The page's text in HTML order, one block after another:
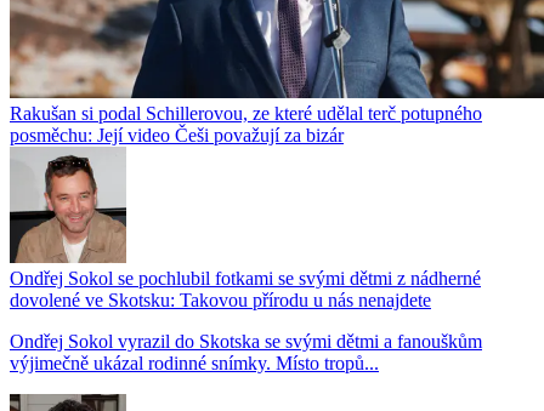
Rakušan si podal Schillerovou, ze které udělal terč potupného
posměchu: Její video Češi považují za bizár
Ondřej Sokol se pochlubil fotkami se svými dětmi z nádherné
dovolené ve Skotsku: Takovou přírodu u nás nenajdete
Ondřej Sokol vyrazil do Skotska se svými dětmi a fanouškům
výjimečně ukázal rodinné snímky. Místo tropů...